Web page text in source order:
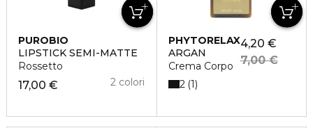
PUROBIO
LIPSTICK SEMI-MATTE
Rossetto
17,00 € 2 colori
PHYTORELAX
ARGAN
Crema Corpo
4,20 €
7,00 €
2 1